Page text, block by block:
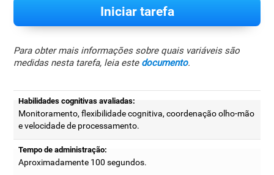
Iniciar tarefa
Para obter mais informações sobre quais variáveis são
medidas nesta tarefa, leia este documento.
Habilidades cognitivas avaliadas:
Monitoramento, flexibilidade cognitiva, coordenação olho-mão
e velocidade de processamento.
Tempo de administração:
Aproximadamente 100 segundos.